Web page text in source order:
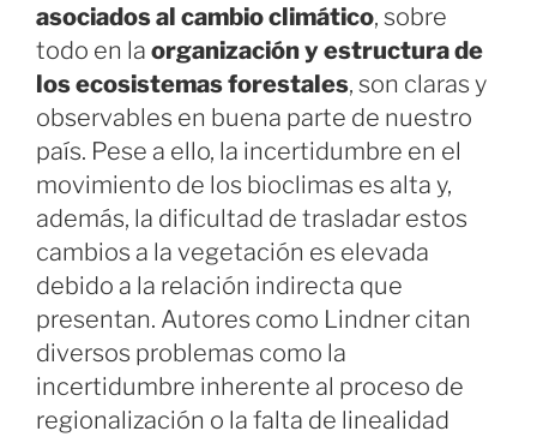
asociados al cambio climático, sobre
todo en la organización y estructura de
los ecosistemas forestales, son claras y
observables en buena parte de nuestro
país. Pese a ello, la incertidumbre en el
movimiento de los bioclimas es alta y,
además, la dificultad de trasladar estos
cambios a la vegetación es elevada
debido a la relación indirecta que
presentan. Autores como Lindner citan
diversos problemas como la
incertidumbre inherente al proceso de
regionalización o la falta de linealidad